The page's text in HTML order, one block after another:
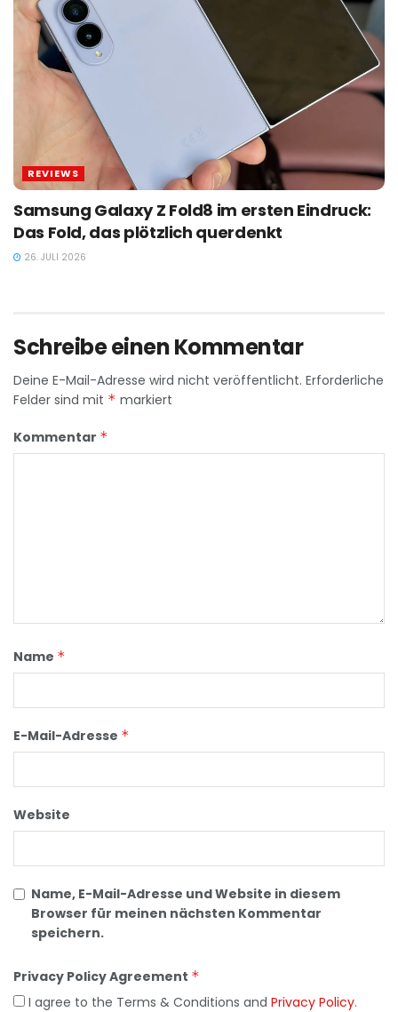
REVIEWS
Samsung Galaxy Z Fold8 im ersten Eindruck:
Das Fold, das plötzlich querdenkt
26. JULI 2026
Schreibe einen Kommentar
Deine E-Mail-Adresse wird nicht veröffentlicht. Erforderliche
Felder sind mit * markiert
Kommentar *
Name *
E-Mail-Adresse *
Website
Name, E-Mail-Adresse und Website in diesem
Browser für meinen nächsten Kommentar
speichern.
Privacy Policy Agreement *
I agree to the Terms & Conditions and Privacy Policy.